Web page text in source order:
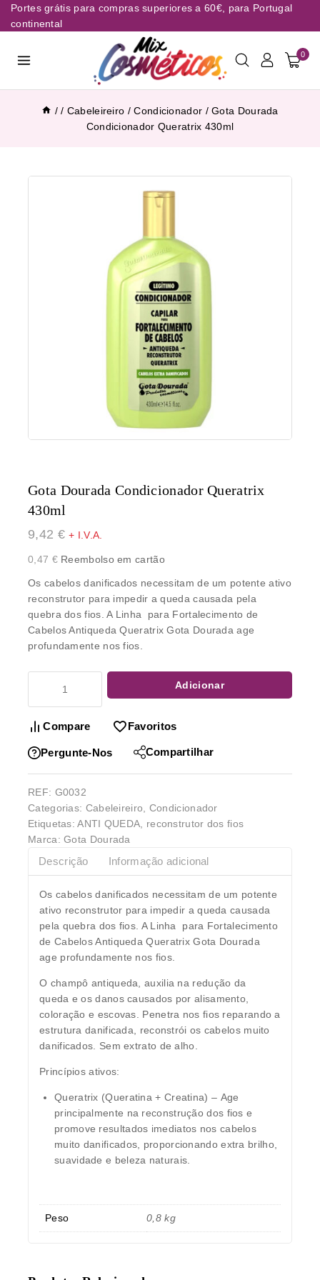
Portes grátis para compras superiores a 60€, para Portugal
continental
0
/ / Cabeleireiro / Condicionador / Gota Dourada
Condicionador Queratrix 430ml
Gota Dourada Condicionador Queratrix
430ml
9,42 € + I.V.A.
0,47 €Reembolso em cartão
Os cabelos danificados necessitam de um potente ativo
reconstrutor para impedir a queda causada pela
quebra dos fios. A Linha para Fortalecimento de
Cabelos Antiqueda Queratrix Gota Dourada age
profundamente nos fios.
Adicionar
Compare Favoritos
Pergunte-Nos Compartilhar
REF: G0032
Categorias: Cabeleireiro
Condicionador
Etiquetas:ANTI QUEDA
reconstrutor dos fios
Marca:Gota Dourada
Descrição Informação adicional
Os cabelos danificados necessitam de um potente
ativo reconstrutor para impedir a queda causada
pela quebra dos fios. A Linha para Fortalecimento
de Cabelos Antiqueda Queratrix Gota Dourada
age profundamente nos fios.
O champô antiqueda, auxilia na redução da
queda e os danos causados por alisamento,
coloração e escovas. Penetra nos fios reparando a
estrutura danificada, reconstrói os cabelos muito
danificados. Sem extrato de alho.
Princípios ativos:
Queratrix (Queratina + Creatina) – Age
principalmente na reconstrução dos fios e
promove resultados imediatos nos cabelos
muito danificados, proporcionando extra brilho,
suavidade e beleza naturais.
Peso 0,8 kg